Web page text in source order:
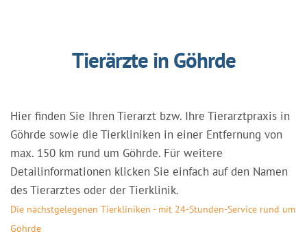
Tierärzte in Göhrde
Hier finden Sie Ihren Tierarzt bzw. Ihre Tierarztpraxis in
Göhrde sowie die Tierkliniken in einer Entfernung von
max. 150 km rund um Göhrde. Für weitere
Detailinformationen klicken Sie einfach auf den Namen
des Tierarztes oder der Tierklinik.
Die nächstgelegenen Tierkliniken - mit 24-Stunden-Service rund um
Göhrde